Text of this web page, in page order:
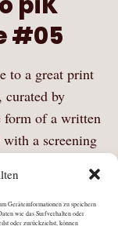
Geräteinformationen zu speichern
wie das Surfverhalten oder
oder zurückziehst, können
#05
to a great print
curated by
form of a written
a screening